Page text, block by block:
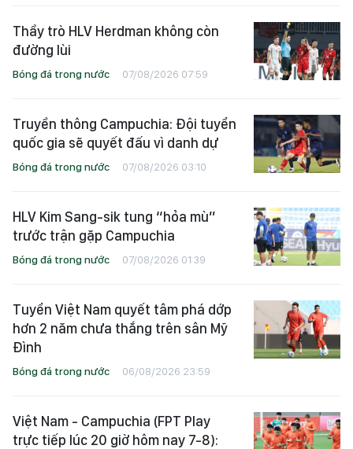
Thầy trò HLV Herdman không còn
đường lùi
Bóng đá trong nước 07/08/2026 07:59
Truyền thông Campuchia: Đội tuyển
quốc gia sẽ quyết đấu vì danh dự
Bóng đá trong nước 07/08/2026 03:10
HLV Kim Sang-sik tung “hỏa mù”
trước trận gặp Campuchia
Bóng đá trong nước 07/08/2026 01:39
Tuyển Việt Nam quyết tâm phá dớp
hơn 2 năm chưa thắng trên sân Mỹ
Đình
Bóng đá trong nước 06/08/2026 23:59
Việt Nam - Campuchia (FPT Play
trực tiếp lúc 20 giờ hôm nay 7-8):